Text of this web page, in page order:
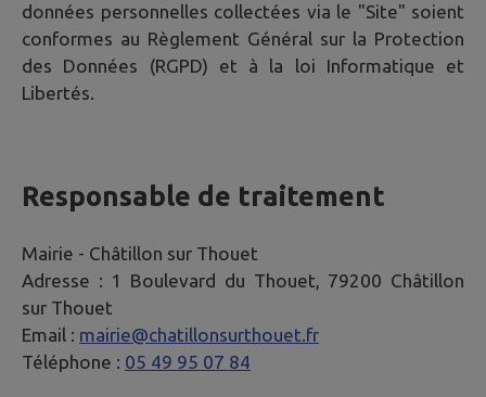
données personnelles collectées via le "Site" soient
conformes au Règlement Général sur la Protection
des Données (RGPD) et à la loi Informatique et
Libertés.
Responsable de traitement
Mairie - Châtillon sur Thouet
Adresse : 1 Boulevard du Thouet, 79200 Châtillon
sur Thouet
Email : mairie@chatillonsurthouet.fr
Téléphone : 05 49 95 07 84